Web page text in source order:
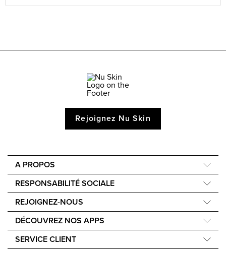
Rejoignez Nu Skin
A PROPOS
Notre Science
Notre histoire
Notre mission
RESPONSABILITÉ SOCIALE
Force for Good
REJOIGNEZ-NOUS
Apprenez à gagner de l'argent
Événements
DÉCOUVREZ NOS APPS
Nu Skin Stela
SERVICE CLIENT